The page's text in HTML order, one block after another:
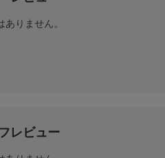
ありません。
レビュー